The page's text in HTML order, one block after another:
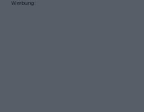
Werbung: